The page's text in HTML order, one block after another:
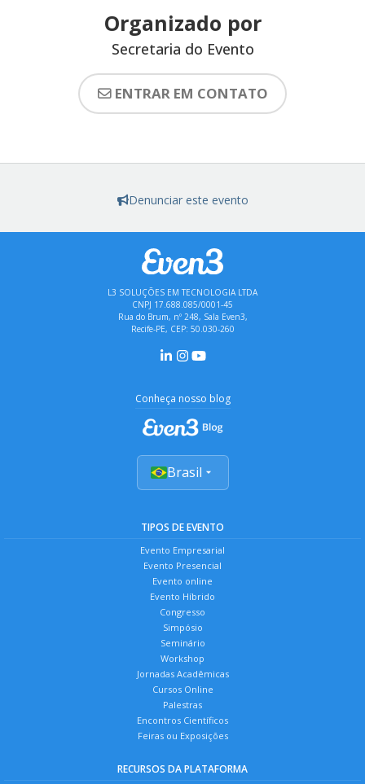
Organizado por
Secretaria do Evento
ENTRAR EM CONTATO
Denunciar este evento
L3 SOLUÇÕES EM TECNOLOGIA LTDA
CNPJ 17.688.085/0001-45
Rua do Brum, nº 248, Sala Even3,
Recife-PE, CEP: 50.030-260
Conheça nosso blog
Brasil
TIPOS DE EVENTO
Evento Empresarial
Evento Presencial
Evento online
Evento Híbrido
Congresso
Simpósio
Seminário
Workshop
Jornadas Acadêmicas
Cursos Online
Palestras
Encontros Científicos
Feiras ou Exposições
RECURSOS DA PLATAFORMA